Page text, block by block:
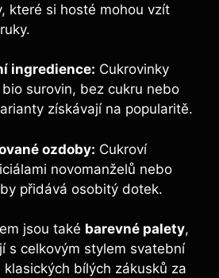
které si hosté mohou vzít
ingredience: Cukrovinky
surovin, bez cukru nebo
získávají na popularitě.
ozdoby: Cukroví
novomanželů nebo
přidává osobitý dotek.
jsou také barevné palety,
s celkovým stylem svatební
bílých zákusků za